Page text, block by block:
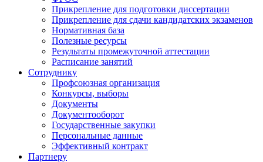
Прикрепление для подготовки диссертации
Прикрепление для сдачи кандидатских экзаменов
Нормативная база
Полезные ресурсы
Результаты промежуточной аттестации
Расписание занятий
Сотруднику
Профсоюзная организация
Конкурсы, выборы
Документы
Документооборот
Государственные закупки
Персональные данные
Эффективный контракт
Партнеру